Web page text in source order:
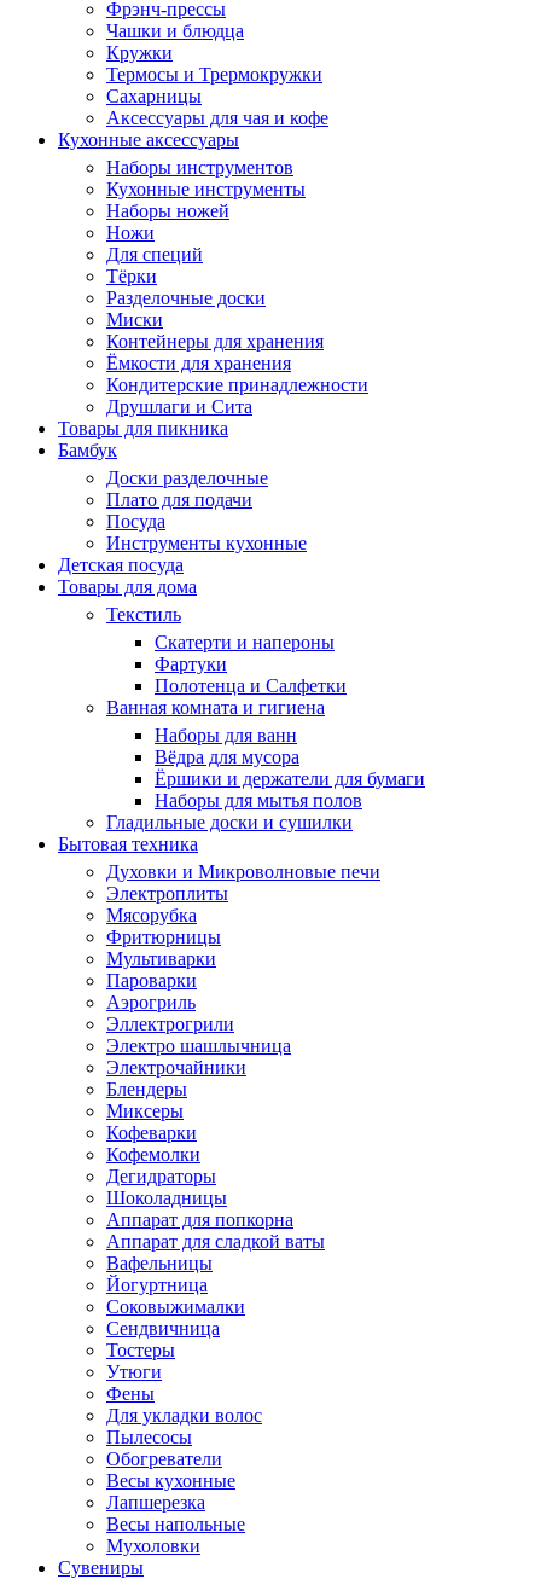
Фрэнч-прессы
Чашки и блюдца
Кружки
Термосы и Трермокружки
Сахарницы
Аксессуары для чая и кофе
Кухонные аксессуары
Наборы инструментов
Кухонные инструменты
Наборы ножей
Ножи
Для специй
Тёрки
Разделочные доски
Миски
Контейнеры для хранения
Ёмкости для хранения
Кондитерские принадлежности
Друшлаги и Сита
Товары для пикника
Бамбук
Доски разделочные
Плато для подачи
Посуда
Инструменты кухонные
Детская посуда
Товары для дома
Текстиль
Скатерти и напероны
Фартуки
Полотенца и Салфетки
Ванная комната и гигиена
Наборы для ванн
Вёдра для мусора
Ёршики и держатели для бумаги
Наборы для мытья полов
Гладильные доски и сушилки
Бытовая техника
Духовки и Микроволновые печи
Электроплиты
Мясорубка
Фритюрницы
Мультиварки
Пароварки
Аэрогриль
Эллектрогрили
Электро шашлычница
Электрочайники
Блендеры
Миксеры
Кофеварки
Кофемолки
Дегидраторы
Шоколадницы
Аппарат для попкорна
Аппарат для сладкой ваты
Вафельницы
Йогуртница
Соковыжималки
Сендвичница
Тостеры
Утюги
Фены
Для укладки волос
Пылесосы
Обогреватели
Весы кухонные
Лапшерезка
Весы напольные
Мухоловки
Сувениры